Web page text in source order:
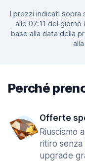
I prezzi indicati sopra
alle 07:11 del
base alla data della
Perché
Offerte
Riusciamo
ritiro
upgrade